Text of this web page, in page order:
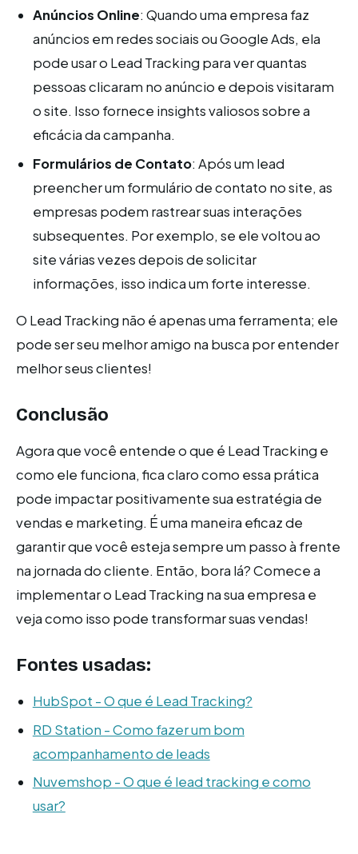
Anúncios Online: Quando uma empresa faz
anúncios em redes sociais ou Google Ads, ela
pode usar o Lead Tracking para ver quantas
pessoas clicaram no anúncio e depois visitaram
o site. Isso fornece insights valiosos sobre a
eficácia da campanha.
Formulários de Contato: Após um lead
preencher um formulário de contato no site, as
empresas podem rastrear suas interações
subsequentes. Por exemplo, se ele voltou ao
site várias vezes depois de solicitar
informações, isso indica um forte interesse.
O Lead Tracking não é apenas uma ferramenta; ele
pode ser seu melhor amigo na busca por entender
melhor seus clientes!
Conclusão
Agora que você entende o que é Lead Tracking e
como ele funciona, fica claro como essa prática
pode impactar positivamente sua estratégia de
vendas e marketing. É uma maneira eficaz de
garantir que você esteja sempre um passo à frente
na jornada do cliente. Então, bora lá? Comece a
implementar o Lead Tracking na sua empresa e
veja como isso pode transformar suas vendas!
Fontes usadas:
HubSpot - O que é Lead Tracking?
RD Station - Como fazer um bom
acompanhamento de leads
Nuvemshop - O que é lead tracking e como
usar?